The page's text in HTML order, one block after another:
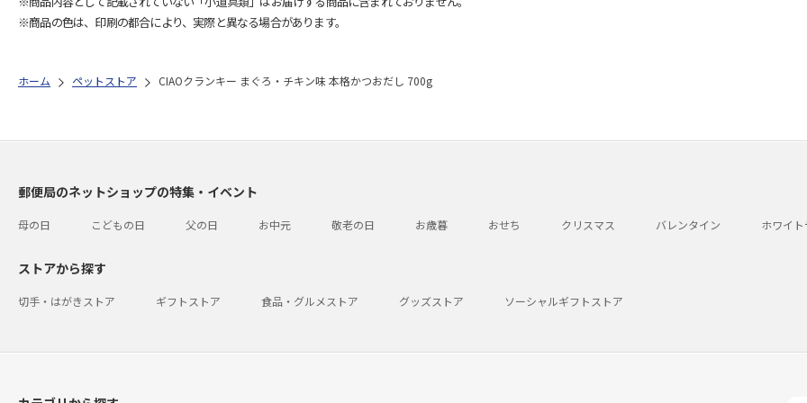
※商品の色は、印刷の都合により、実際と異なる場合があります。
ホーム ペットストア CIAOクランキー まぐろ・チキン味 本格かつおだし 700g
郵便局のネットショップの特集・イベント
母の日 こどもの日 父の日 お中元 敬老の日 お歳暮 おせち クリスマス バレンタイン ホワイ
ストアから探す
切手・はがきストア ギフトストア 食品・グルメストア グッズストア ソーシャルギフトストア